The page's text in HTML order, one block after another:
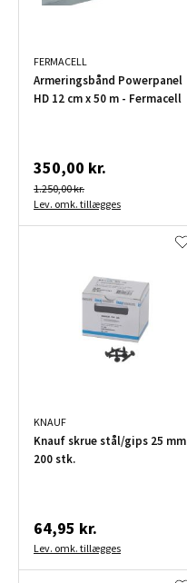
FERMACELL
Armeringsbånd Powerpanel
HD 12 cm x 50 m - Fermacell
350,00 kr.
1.250,00 kr.
Lev. omk. tillægges
KNAUF
Knauf skrue stål/gips 25 mm
200 stk.
64,95 kr.
Lev. omk. tillægges